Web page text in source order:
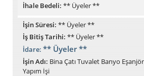
İhale Bedeli: ** Üyeler **
İşin Süresi:** Üyeler **
İş Bitiş Tarihi:** Üyeler **
İdare:** Üyeler **
İşin Adı:Bina Çatı Tuvalet Banyo
Yapım İşi